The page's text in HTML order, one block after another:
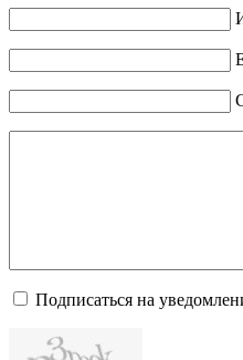
Подписаться на